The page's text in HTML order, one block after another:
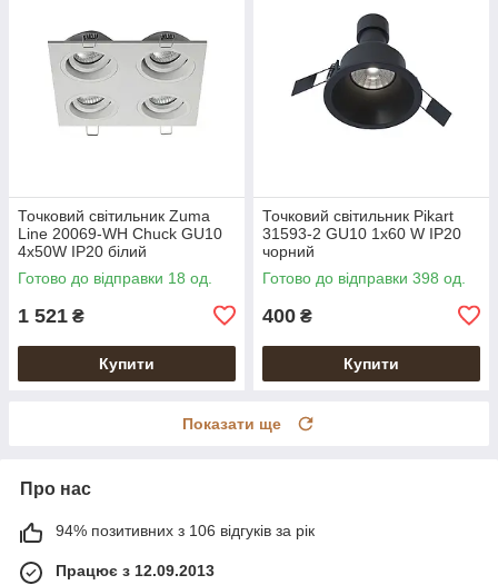
Точковий світильник Zuma
Line 20069-WH Chuck GU10
4x50W IP20 білий
Готово до відправки 18 од.
1 521 ₴
Купити
Точковий світильник Pikart
31593-2 GU10 1x60 W IP20
чорний
Готово до відправки 398 од.
400 ₴
Купити
Показати ще
Про нас
94% позитивних з 106 відгуків за рік
Працює з 12.09.2013